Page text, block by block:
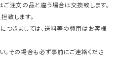
注文の品と違う場合は交換致します。
致します。
つきましては、送料等の費用はお客様
その場合も必ず事前にご連絡くださ